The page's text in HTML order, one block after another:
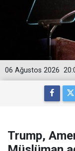
06 Ağustos 2026
Trump,